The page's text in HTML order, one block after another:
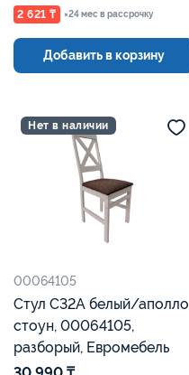
2 621 ₸ ×24 мес в рассрочку
Добавить в корзину
Нет в наличии
00064105
Стул С32А белый/аполло
стоун, 00064105,
разборый, Евромебель